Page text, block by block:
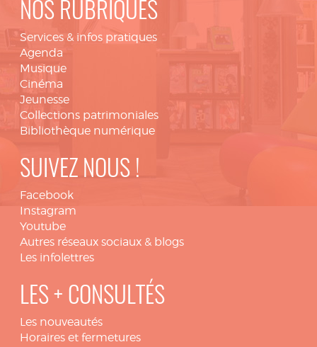
NOS RUBRIQUES
Services & infos pratiques
Agenda
Musique
Cinéma
Jeunesse
Collections patrimoniales
Bibliothèque numérique
SUIVEZ NOUS !
Facebook
Instagram
Youtube
Autres réseaux sociaux & blogs
Les infolettres
LES + CONSULTÉS
Les nouveautés
Horaires et fermetures